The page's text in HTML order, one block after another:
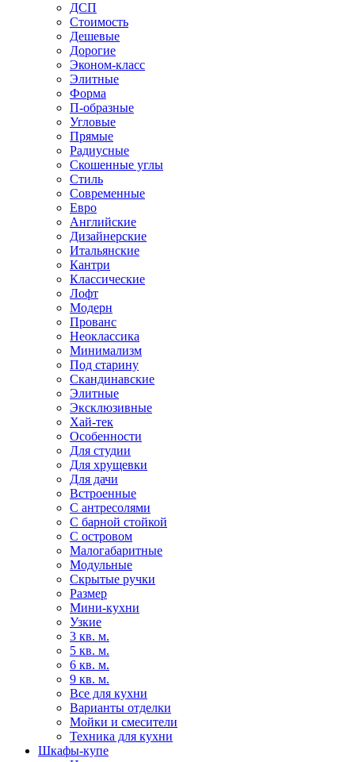
ДСП
Стоимость
Дешевые
Дорогие
Эконом-класс
Элитные
Форма
П-образные
Угловые
Прямые
Радиусные
Скошенные углы
Стиль
Современные
Евро
Английские
Дизайнерские
Итальянские
Кантри
Классические
Лофт
Модерн
Прованс
Неоклассика
Минимализм
Под старину
Скандинавские
Элитные
Эксклюзивные
Хай-тек
Особенности
Для студии
Для хрущевки
Для дачи
Встроенные
С антресолями
С барной стойкой
С островом
Малогабаритные
Модульные
Скрытые ручки
Размер
Мини-кухни
Узкие
3 кв. м.
5 кв. м.
6 кв. м.
9 кв. м.
Все для кухни
Варианты отделки
Мойки и смесители
Техника для кухни
Шкафы-купе